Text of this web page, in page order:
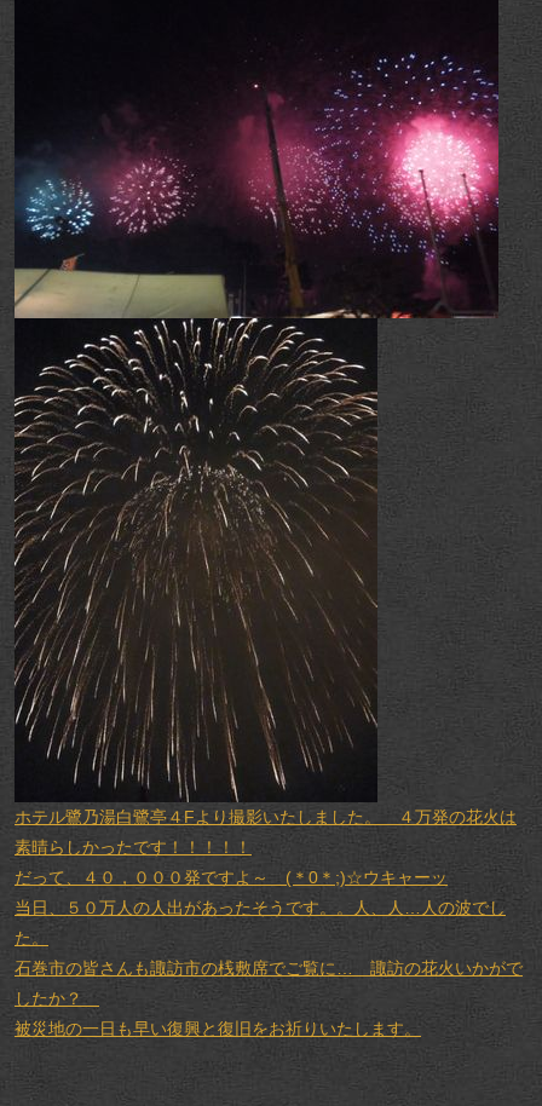
ホテル鷺乃湯白鷺亭４Fより撮影いたしました。 ４万発の花火は
素晴らしかったです！！！！！
だって、４０，０００発ですよ～ (＊0＊;)☆ウキャーッ
当日、５０万人の人出があったそうです。。人、人…人の波でし
た。
石巻市の皆さんも諏訪市の桟敷席でご覧に… 諏訪の花火いかがで
したか？
被災地の一日も早い復興と復旧をお祈りいたします。